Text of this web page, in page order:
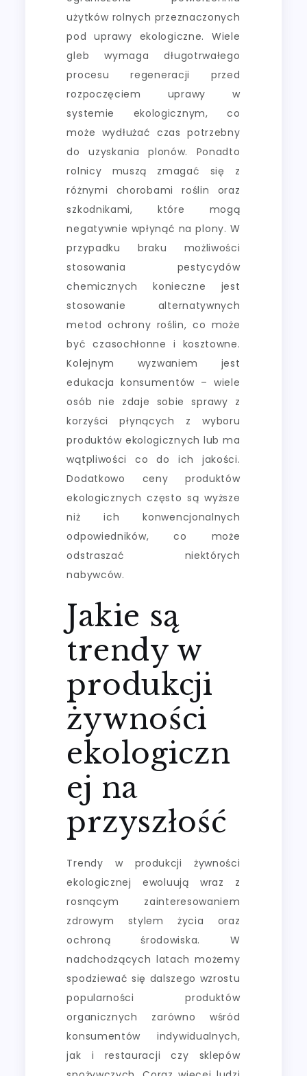
użytków rolnych przeznaczonych
pod uprawy ekologiczne. Wiele
gleb wymaga długotrwałego
procesu regeneracji przed
rozpoczęciem uprawy w
systemie ekologicznym, co
może wydłużać czas potrzebny
do uzyskania plonów. Ponadto
rolnicy muszą zmagać się z
różnymi chorobami roślin oraz
szkodnikami, które mogą
negatywnie wpłynąć na plony. W
przypadku braku możliwości
stosowania pestycydów
chemicznych konieczne jest
stosowanie alternatywnych
metod ochrony roślin, co może
być czasochłonne i kosztowne.
Kolejnym wyzwaniem jest
edukacja konsumentów – wiele
osób nie zdaje sobie sprawy z
korzyści płynących z wyboru
produktów ekologicznych lub ma
wątpliwości co do ich jakości.
Dodatkowo ceny produktów
ekologicznych często są wyższe
niż ich konwencjonalnych
odpowiedników, co może
odstraszać niektórych
nabywców.
Jakie są
trendy w
produkcji
żywności
ekologiczn
ej na
przyszłość
Trendy w produkcji żywności
ekologicznej ewoluują wraz z
rosnącym zainteresowaniem
zdrowym stylem życia oraz
ochroną środowiska. W
nadchodzących latach możemy
spodziewać się dalszego wzrostu
popularności produktów
organicznych zarówno wśród
konsumentów indywidualnych,
jak i restauracji czy sklepów